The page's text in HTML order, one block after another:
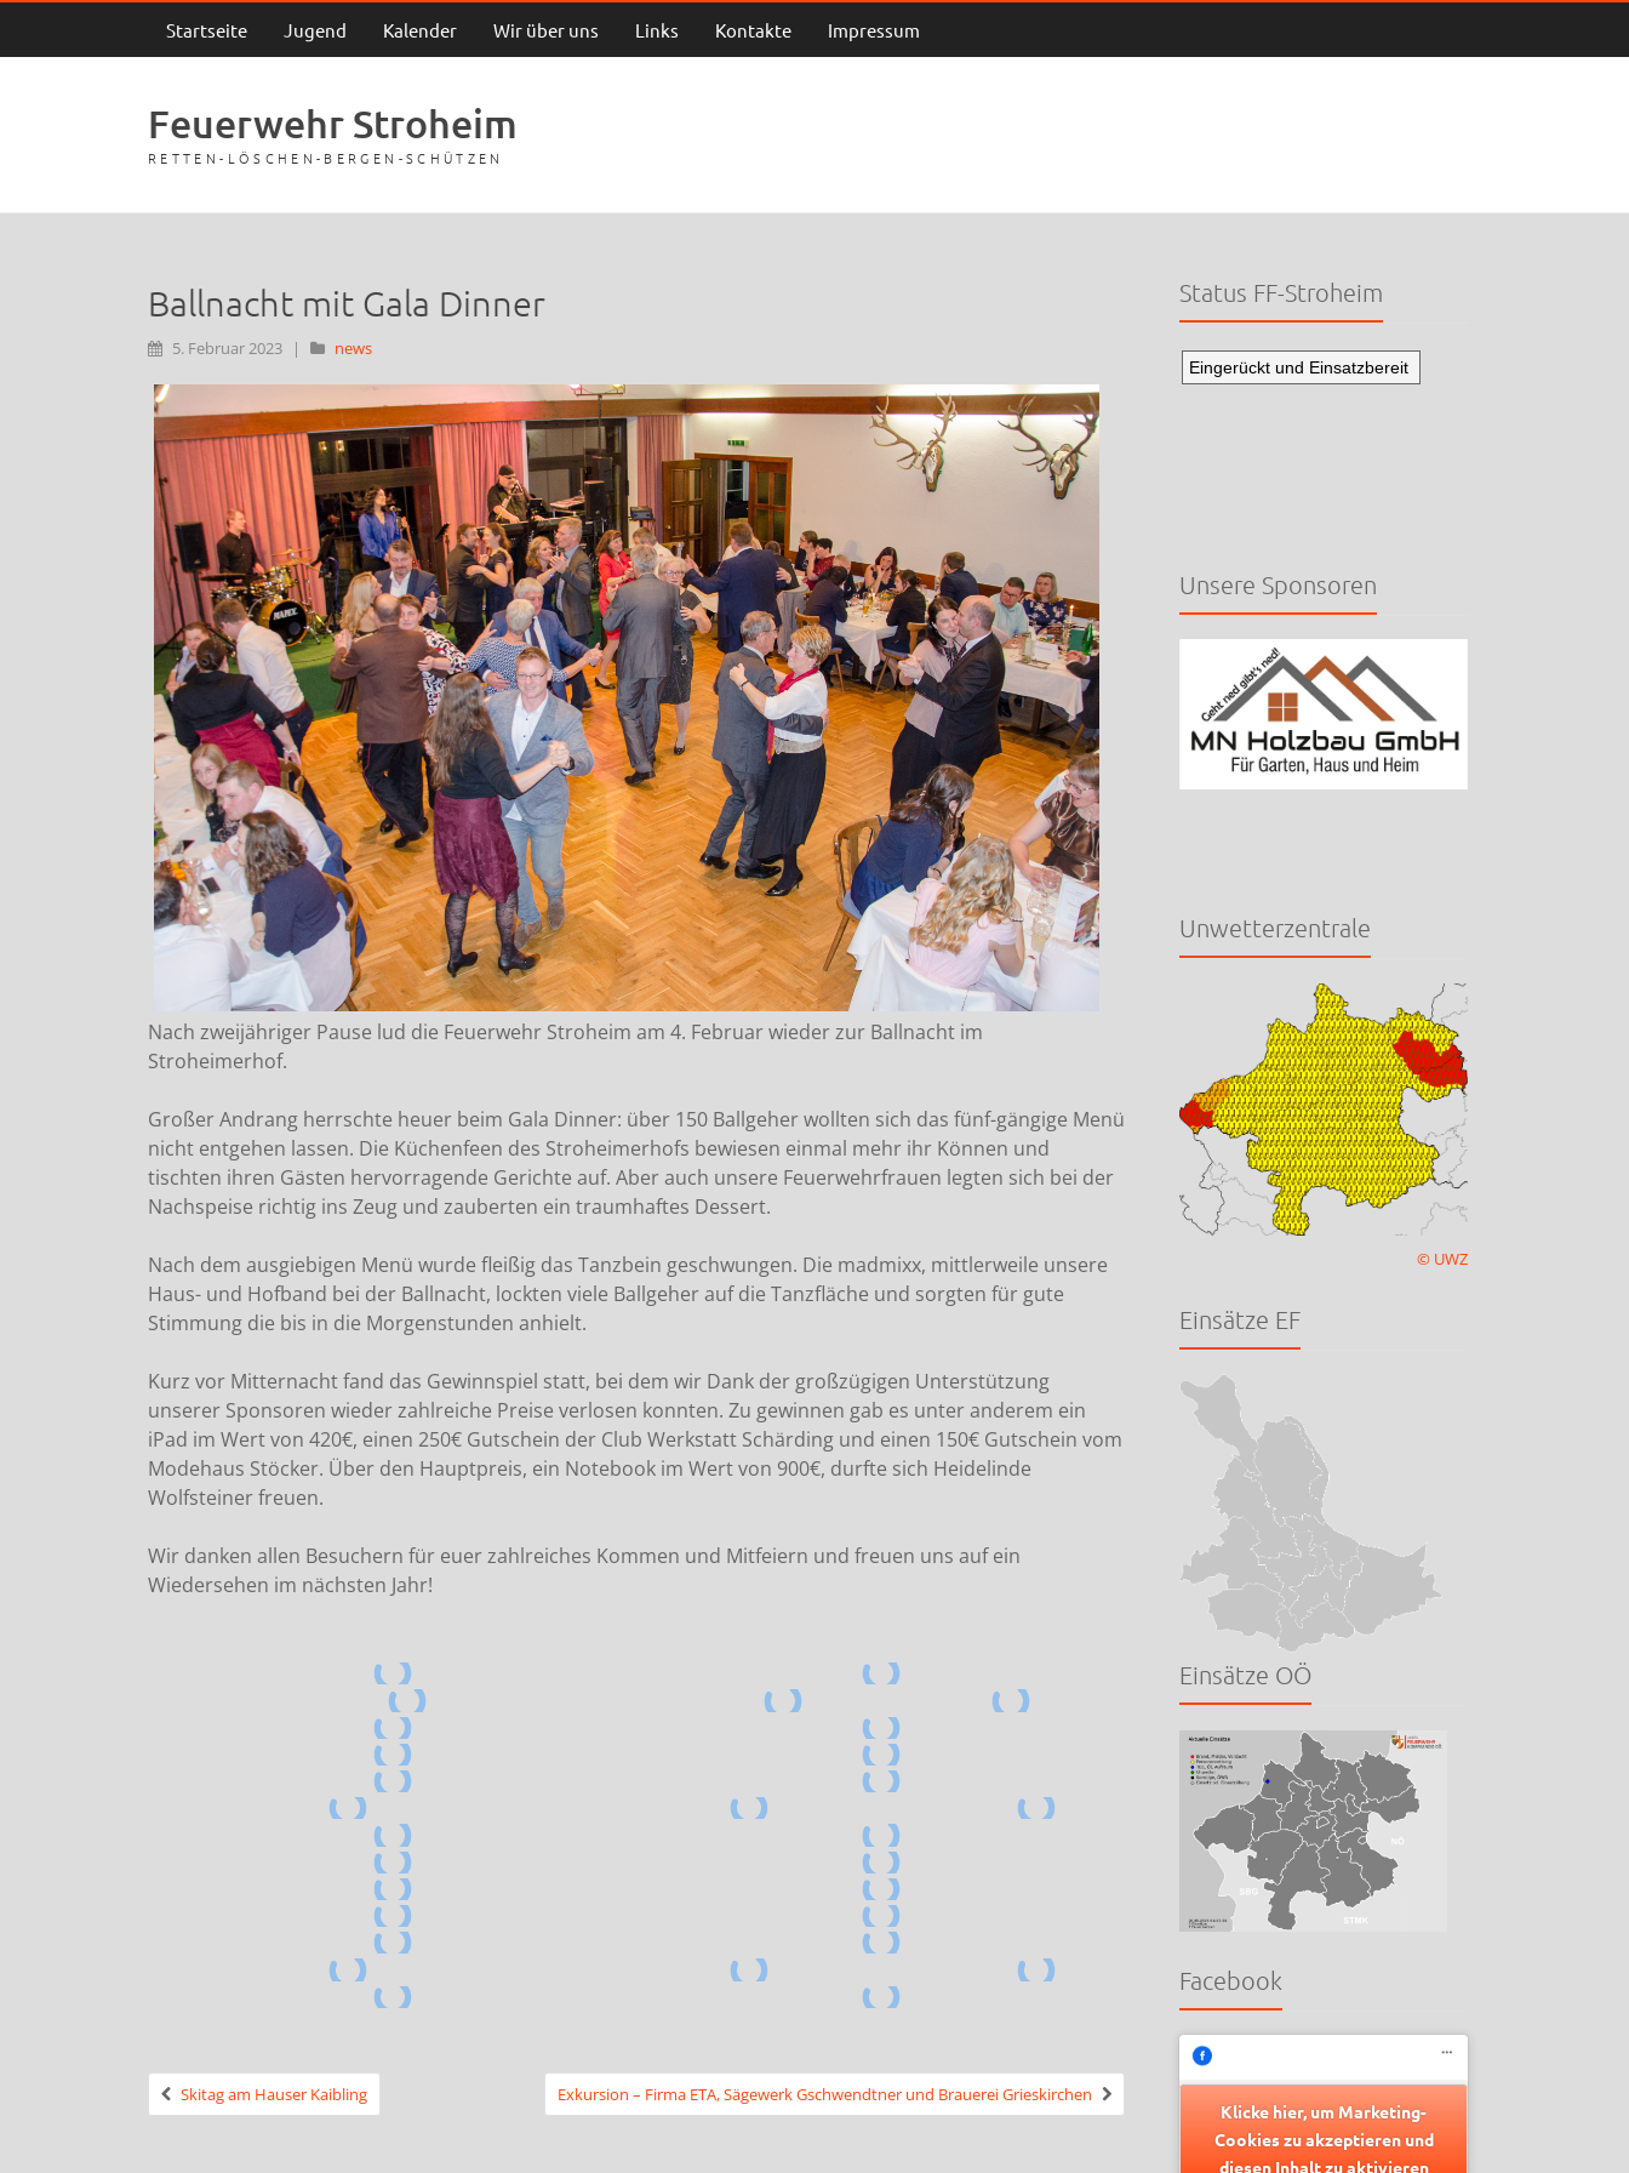
Startseite Jugend Kalender Wir über uns Links Kontakte Impressum
Feuerwehr Stroheim
RETTEN-LÖSCHEN-BERGEN-SCHÜTZEN
Ballnacht mit Gala Dinner
5. Februar 2023 | news
Nach zweijähriger Pause lud die Feuerwehr Stroheim am 4. Februar wieder zur Ballnacht im
Stroheimerhof.
Großer Andrang herrschte heuer beim Gala Dinner: über 150 Ballgeher wollten sich das fünf-gängige Menü
nicht entgehen lassen. Die Küchenfeen des Stroheimerhofs bewiesen einmal mehr ihr Können und
tischten ihren Gästen hervorragende Gerichte auf. Aber auch unsere Feuerwehrfrauen legten sich bei der
Nachspeise richtig ins Zeug und zauberten ein traumhaftes Dessert.
Nach dem ausgiebigen Menü wurde fleißig das Tanzbein geschwungen. Die madmixx, mittlerweile unsere
Haus- und Hofband bei der Ballnacht, lockten viele Ballgeher auf die Tanzfläche und sorgten für gute
Stimmung die bis in die Morgenstunden anhielt.
Kurz vor Mitternacht fand das Gewinnspiel statt, bei dem wir Dank der großzügigen Unterstützung
unserer Sponsoren wieder zahlreiche Preise verlosen konnten. Zu gewinnen gab es unter anderem ein
iPad im Wert von 420€, einen 250€ Gutschein der Club Werkstatt Schärding und einen 150€ Gutschein vom
Modehaus Stöcker. Über den Hauptpreis, ein Notebook im Wert von 900€, durfte sich Heidelinde
Wolfsteiner freuen.
Wir danken allen Besuchern für euer zahlreiches Kommen und Mitfeiern und freuen uns auf ein
Wiedersehen im nächsten Jahr!
Skitag am Hauser Kaibling Exkursion – Firma ETA, Sägewerk Gschwendtner und Brauerei Grieskirchen
Status FF-Stroheim
Unsere Sponsoren
Unwetterzentrale
© UWZ
Einsätze EF
Einsätze OÖ
Facebook
Klicke hier, um Marketing-
Cookies zu akzeptieren und
diesen Inhalt zu aktivieren